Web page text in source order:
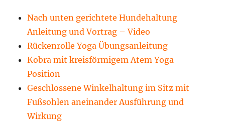
Nach unten gerichtete Hundehaltung
Anleitung und Vortrag – Video
Rückenrolle Yoga Übungsanleitung
Kobra mit kreisförmigem Atem Yoga
Position
Geschlossene Winkelhaltung im Sitz mit
Fußsohlen aneinander Ausführung und
Wirkung